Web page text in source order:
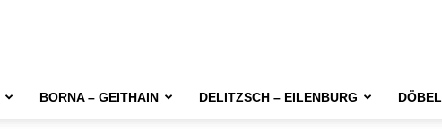
BORNA – GEITHAIN DELITZSCH – EILENBURG